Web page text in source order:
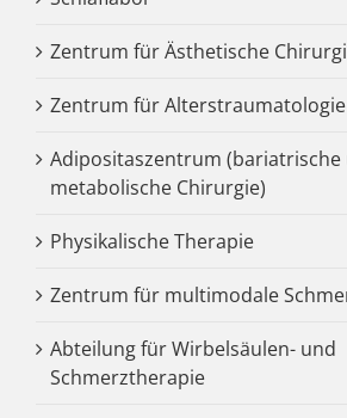
Zentrum für Ästhetische
Zentrum für Alterstraumatologie
Adipositaszentrum (bariatrische
metabolische Chirurgie)
Physikalische Therapie
Zentrum für multimodale
Abteilung für Wirbelsäulen- und
Schmerztherapie